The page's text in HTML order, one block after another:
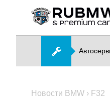
Новости BMW › F32